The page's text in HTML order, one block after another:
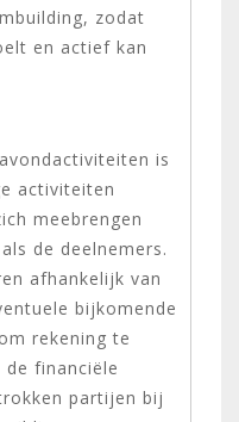
zodat
en actief kan
is
activiteiten
meebrengen
de deelnemers.
afhankelijk van
bijkomende
rekening te
financiële
partijen bij